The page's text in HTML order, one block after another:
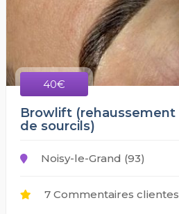
40€
Browlift (rehaussement
de sourcils)
Noisy-le-Grand (93)
7 Commentaires clientes